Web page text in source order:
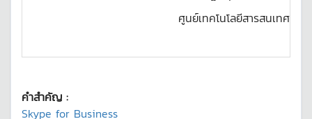
ศูนย์เทคโนโลยีสารสนเทศ
คำสำคัญ :
Skype for Business